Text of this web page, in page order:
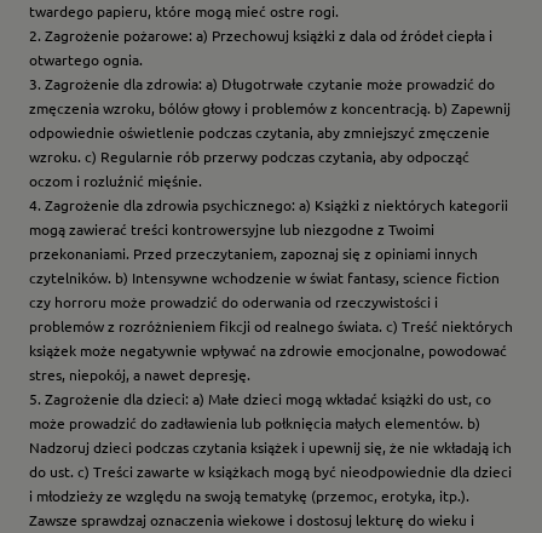
twardego papieru, które mogą mieć ostre rogi.
2. Zagrożenie pożarowe: a) Przechowuj książki z dala od źródeł ciepła i
otwartego ognia.
3. Zagrożenie dla zdrowia: a) Długotrwałe czytanie może prowadzić do
zmęczenia wzroku, bólów głowy i problemów z koncentracją. b) Zapewnij
odpowiednie oświetlenie podczas czytania, aby zmniejszyć zmęczenie
wzroku. c) Regularnie rób przerwy podczas czytania, aby odpocząć
oczom i rozluźnić mięśnie.
4. Zagrożenie dla zdrowia psychicznego: a) Książki z niektórych kategorii
mogą zawierać treści kontrowersyjne lub niezgodne z Twoimi
przekonaniami. Przed przeczytaniem, zapoznaj się z opiniami innych
czytelników. b) Intensywne wchodzenie w świat fantasy, science fiction
czy horroru może prowadzić do oderwania od rzeczywistości i
problemów z rozróżnieniem fikcji od realnego świata. c) Treść niektórych
książek może negatywnie wpływać na zdrowie emocjonalne, powodować
stres, niepokój, a nawet depresję.
5. Zagrożenie dla dzieci: a) Małe dzieci mogą wkładać książki do ust, co
może prowadzić do zadławienia lub połknięcia małych elementów. b)
Nadzoruj dzieci podczas czytania książek i upewnij się, że nie wkładają ich
do ust. c) Treści zawarte w książkach mogą być nieodpowiednie dla dzieci
i młodzieży ze względu na swoją tematykę (przemoc, erotyka, itp.).
Zawsze sprawdzaj oznaczenia wiekowe i dostosuj lekturę do wieku i